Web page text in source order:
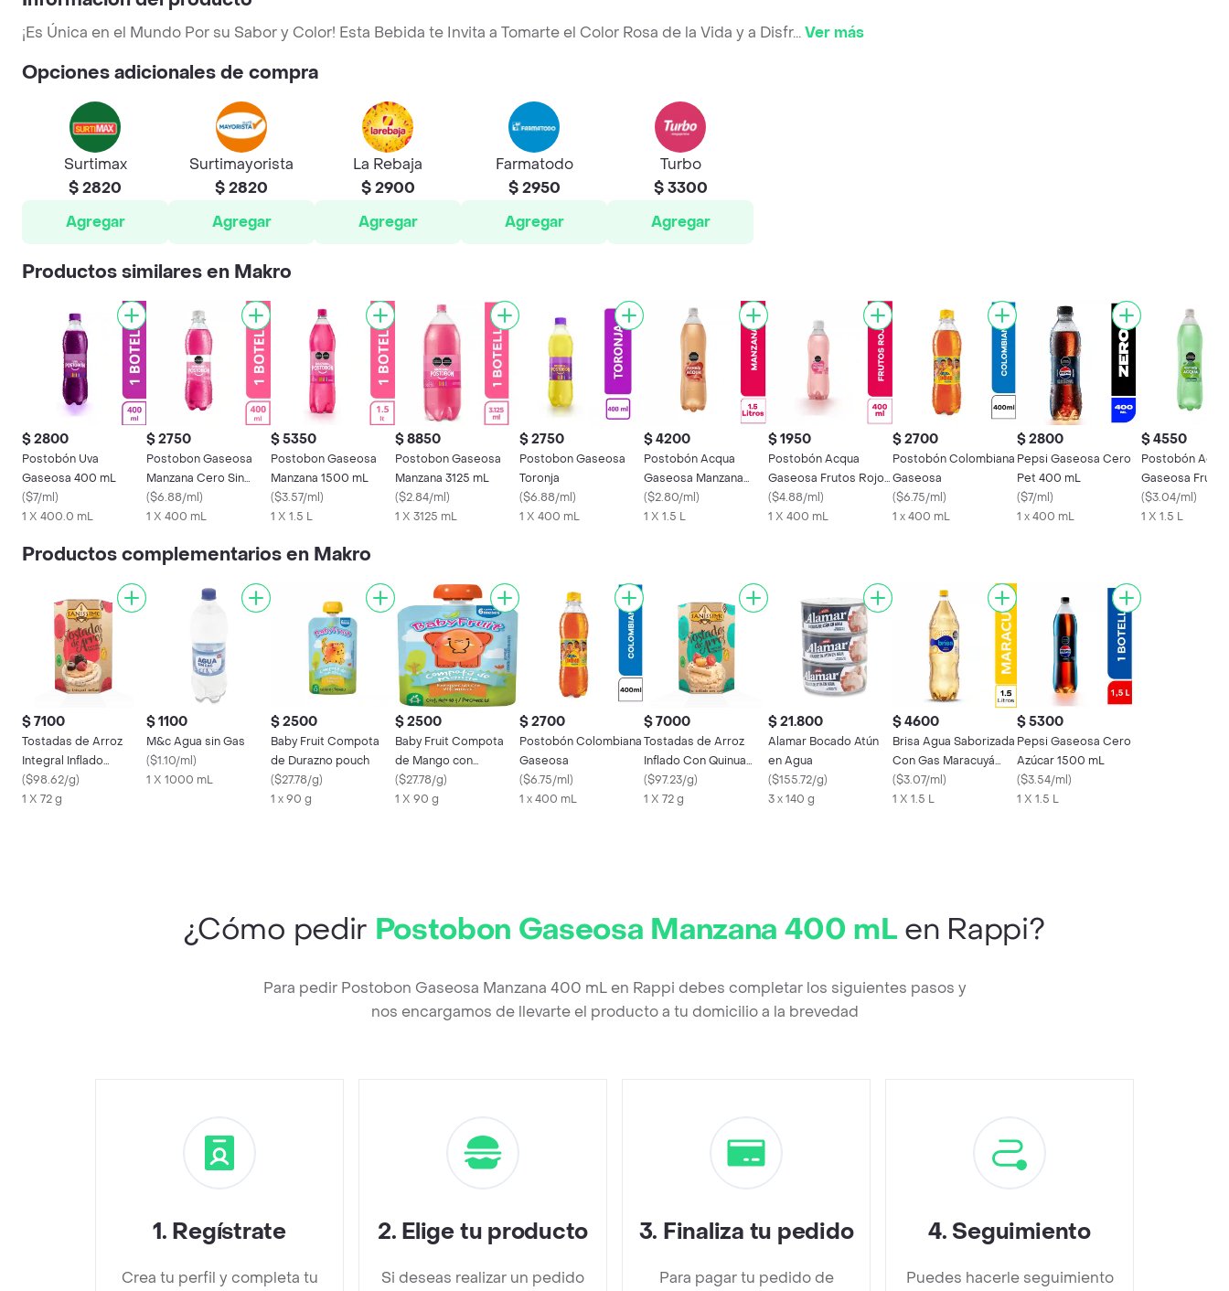
¡Es Única en el Mundo Por su Sabor y Color! Esta Bebida te Invita a Tomarte el Color Rosa de la Vida y a Disfr...Ver más
Opciones adicionales de compra
Surtimax
$ 2820
Agregar
Surtimayorista
$ 2820
Agregar
La Rebaja
$ 2900
Agregar
Farmatodo
$ 2950
Agregar
Turbo
$ 3300
Agregar
Productos similares en Makro
$ 2800
Postobón Uva
Gaseosa 400 mL
($7/ml)
1 X 400.0 mL
$ 2750
Postobon Gaseosa
Manzana Cero Sin
Azúcar 400 mL
($6.88/ml)
1 X 400 mL
$ 5350
Postobon Gaseosa
Manzana 1500 mL
($3.57/ml)
1 X 1.5 L
$ 8850
Postobon Gaseosa
Manzana 3125 mL
($2.84/ml)
1 X 3125 mL
$ 2750
Postobon Gaseosa
Toronja
($6.88/ml)
1 X 400 mL
$ 4200
Postobón Acqua
Gaseosa Manzana
1500 mL
($2.80/ml)
1 X 1.5 L
$ 1950
Postobón Acqua
Gaseosa Frutos Rojos
400 mL
($4.88/ml)
1 X 400 mL
$ 2700
Postobón Colombiana
Gaseosa
($6.75/ml)
1 x 400 mL
$ 2800
Pepsi Gaseosa Cero
Pet 400 mL
($7/ml)
1 x 400 mL
$ 4550
Postobón
Gaseosa Frutos
Verdes 1500
($3.04/ml)
1 X 1.5 L
Productos complementarios en Makro
$ 7100
Tostadas de Arroz
Integral Inflado
Sanissimo 100%
Salmas 72 g
($98.62/g)
1 X 72 g
$ 1100
M&c Agua sin Gas
($1.10/ml)
1 X 1000 mL
$ 2500
Baby Fruit Compota
de Durazno pouch
($27.78/g)
1 x 90 g
$ 2500
Baby Fruit Compota
de Mango con
Vitamina C
($27.78/g)
1 X 90 g
$ 2700
Postobón Colombiana
Gaseosa
($6.75/ml)
1 x 400 mL
$ 7000
Tostadas de Arroz
Inflado Con Quinua
Sanissimo 100%
Salmas 72 g
($97.23/g)
1 X 72 g
$ 21.800
Alamar Bocado Atún
en Agua
($155.72/g)
3 x 140 g
$ 4600
Brisa Agua Saborizada
Con Gas Maracuyá
1500 mL
($3.07/ml)
1 X 1.5 L
$ 5300
Pepsi Gaseosa Cero
Azúcar 1500 mL
($3.54/ml)
1 X 1.5 L
¿Cómo pedir Postobon Gaseosa Manzana 400 mL en Rappi?
Para pedir Postobon Gaseosa Manzana 400 mL en Rappi debes completar los siguientes pasos y
nos encargamos de llevarte el producto a tu domicilio a la brevedad
1. Regístrate
Crea tu perfil y completa tu
2. Elige tu producto
Si deseas realizar un pedido
3. Finaliza tu pedido
Para pagar tu pedido de
4. Seguimiento
Puedes hacerle seguimiento